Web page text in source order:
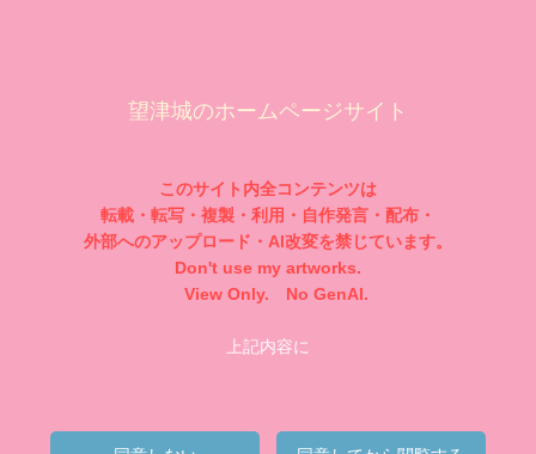
望津城のホームページサイト
このサイト内全コンテンツは
転載・転写・複製・利用・自作発言・配布・
外部へのアップロード・AI改変を禁じています。
Don't use my artworks.
View Only. No GenAI.
上記内容に